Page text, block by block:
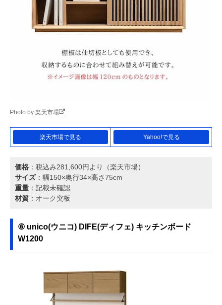
Photo by 楽天市場
楽天市場で見る Yahoo!で見る
価格 ：税込み281,600円より（楽天市場）
サイズ：幅150×奥行34×高さ75cm
重量 ：記載未確認
材質 ：オーク突板
⑥ unico(ウニコ) DIFE(ディフェ) キッチンボード
W1200